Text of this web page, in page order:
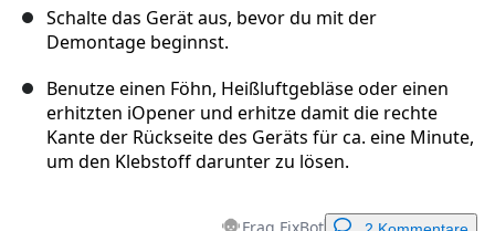
Schalte das Gerät aus, bevor du mit der
Demontage beginnst.
Benutze einen Föhn, Heißluftgebläse oder einen
erhitzten iOpener und erhitze damit die rechte
Kante der Rückseite des Geräts für ca. eine Minute,
um den Klebstoff darunter zu lösen.